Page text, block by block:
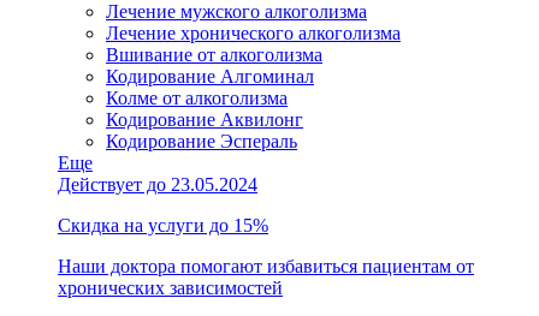
Лечение мужского алкоголизма
Лечение хронического алкоголизма
Вшивание от алкоголизма
Кодирование Алгоминал
Колме от алкоголизма
Кодирование Аквилонг
Кодирование Эспераль
Еще
Действует до 23.05.2024
Скидка на услуги до 15%
Наши доктора помогают избавиться пациентам от
хронических зависимостей